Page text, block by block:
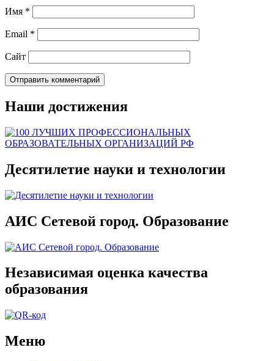
Имя *
Email *
Сайт
Наши достижения
Десятилетие науки и технологии
АИС Сетевой город. Образование
Независимая оценка качества
образования
Меню